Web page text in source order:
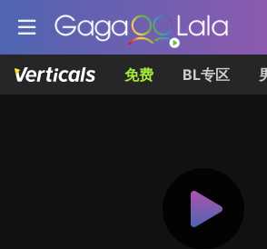
免费 BL专区